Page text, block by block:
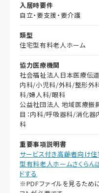
入居時要件
自立・要支援・要介護
類型
住宅型有料老人ホーム
協力医療機関
社会福祉法人日本医療伝
内科/小児科/外科/整形外
科/婦人科/眼科
公益社団法人 地域医療振
目：内科/呼吸器科/消化
科
重要事項説明書
サービス付き高齢者向け
型有料老人ホームさくらん
ドする
※PDFファイルを見るため